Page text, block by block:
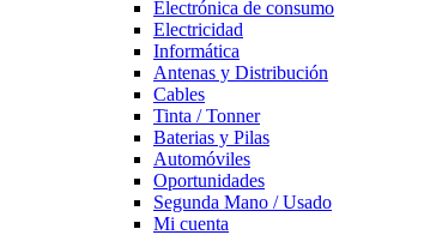
Electrónica de consumo
Electricidad
Informática
Antenas y Distribución
Cables
Tinta / Tonner
Baterias y Pilas
Automóviles
Oportunidades
Segunda Mano / Usado
Mi cuenta